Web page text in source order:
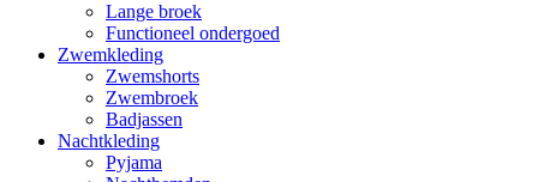
Lange broek
Functioneel ondergoed
Zwemkleding
Zwemshorts
Zwembroek
Badjassen
Nachtkleding
Pyjama